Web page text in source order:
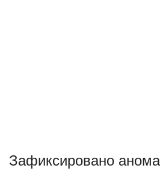
Зафиксировано